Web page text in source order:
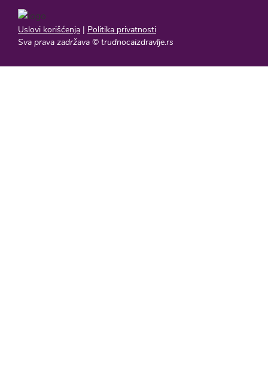
Uslovi korišćenja | Politika privatnosti
Sva prava zadržava © trudnocaizdravlje.rs